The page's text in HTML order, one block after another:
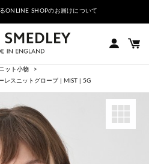
ONLINE SHOPのお届けについて
ット小物
レスニットグローブ | MIST | 5G